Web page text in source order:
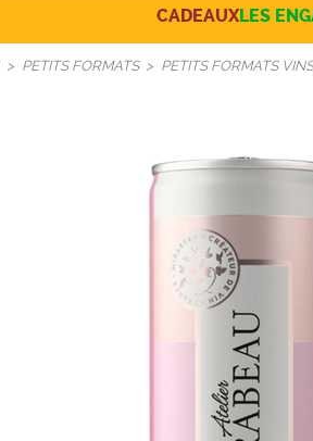
CADEAUXLES
PETITS FORMATS PETITS FORMATS